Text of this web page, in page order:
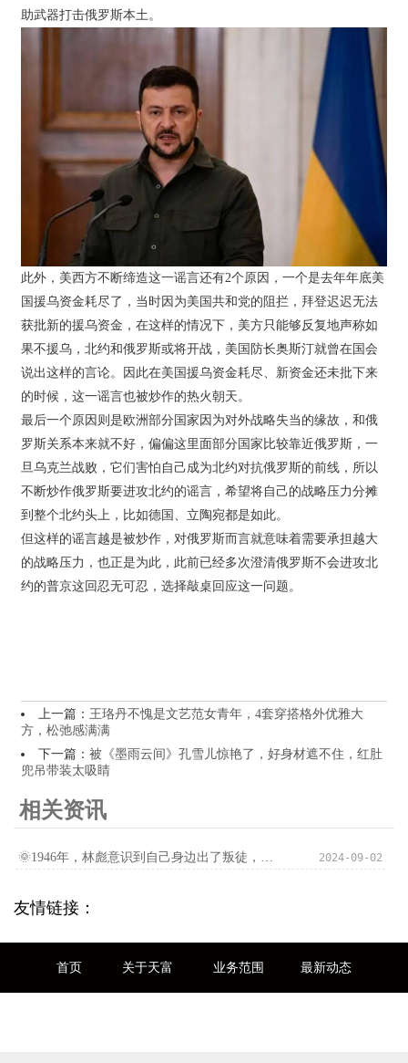
助武器打击俄罗斯本土。
此外，美西方不断缔造这一谣言还有2个原因，一个是去年年底美
国援乌资金耗尽了，当时因为美国共和党的阻拦，拜登迟迟无法
获批新的援乌资金，在这样的情况下，美方只能够反复地声称如
果不援乌，北约和俄罗斯或将开战，美国防长奥斯汀就曾在国会
说出这样的言论。因此在美国援乌资金耗尽、新资金还未批下来
的时候，这一谣言也被炒作的热火朝天。
最后一个原因则是欧洲部分国家因为对外战略失当的缘故，和俄
罗斯关系本来就不好，偏偏这里面部分国家比较靠近俄罗斯，一
旦乌克兰战败，它们害怕自己成为北约对抗俄罗斯的前线，所以
不断炒作俄罗斯要进攻北约的谣言，希望将自己的战略压力分摊
到整个北约头上，比如德国、立陶宛都是如此。
但这样的谣言越是被炒作，对俄罗斯而言就意味着需要承担越大
的战略压力，也正是为此，此前已经多次澄清俄罗斯不会进攻北
约的普京这回忍无可忍，选择敲桌回应这一问题。
上一篇： 王珞丹不愧是文艺范女青年，4套穿搭格外优雅大
方，松弛感满满
下一篇： 被《墨雨云间》孔雪儿惊艳了，好身材遮不住，红肚
兜吊带装太吸睛
相关资讯
🌞1946年，林彪意识到自己身边出了叛徒，因为敌人的打法突然间出现 2024-09-02
友情链接：
首页 关于天富 业务范围 最新动态